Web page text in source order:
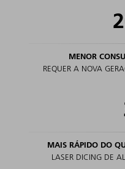
MENOR
REQUER A NOVA
MAIS RÁPIDO DO
LASER DICING DE